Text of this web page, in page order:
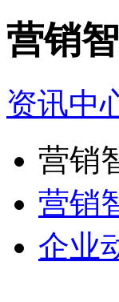
营销
资讯中
营销
营销
企业